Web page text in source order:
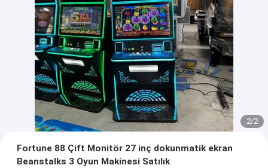
2/2
Fortune 88 Çift Monitör 27 inç dokunmatik ekran
BeanstaIks 3 Oyun Makinesi Satılık